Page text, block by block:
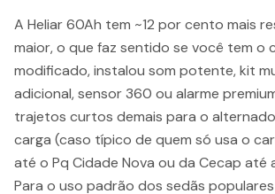
A Heliar 60Ah tem ~12 por cento mais
maior, o que faz sentido se você tem o
modificado, instalou som potente, kit
adicional, sensor 360 ou alarme
trajetos curtos demais para o
carga (caso típico de quem só usa o
até o Pq Cidade Nova ou da Cecap até
Para o uso padrão dos sedãs